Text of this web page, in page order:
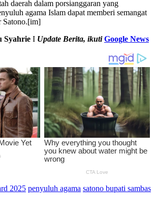
daerah dalam porsianggaran yang
agama Islam dapat memberi semangat
Satono.[im]
Syahrie I Update Berita, ikutiGoogle News
2025 penyuluh agama satono bupati sambas